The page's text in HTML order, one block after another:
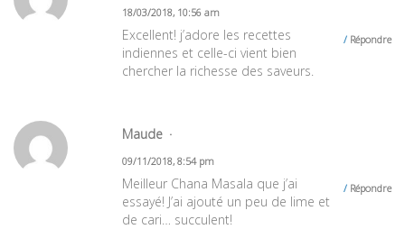
18/03/2018, 10:56 am
Répondre
Excellent! j’adore les recettes
indiennes et celle-ci vient bien
chercher la richesse des saveurs.
Maude
09/11/2018, 8:54 pm
Répondre
Meilleur Chana Masala que j’ai
essayé! J’ai ajouté un peu de lime et
de cari… succulent!